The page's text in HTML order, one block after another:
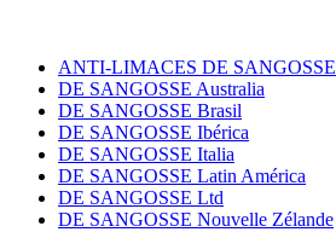
ANTI-LIMACES DE SANGOSSE
DE SANGOSSE Australia
DE SANGOSSE Brasil
DE SANGOSSE Ibérica
DE SANGOSSE Italia
DE SANGOSSE Latin América
DE SANGOSSE Ltd
DE SANGOSSE Nouvelle Zélande